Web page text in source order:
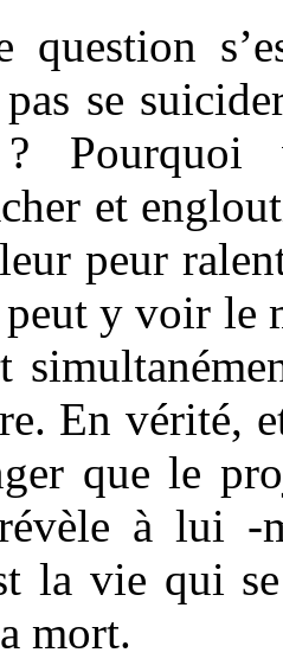
question
se
?
et
peur
y voir le
En vérité,
que le
à lui -
la vie qui
mort.